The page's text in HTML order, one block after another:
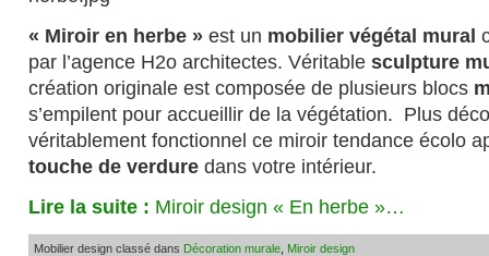
« Miroir en herbe » est un mobilier végétal mural
par l’agence H2o architectes. Véritable sculpture
création originale est composée de plusieurs blocs
s’empilent pour accueillir de la végétation. Plus
véritablement fonctionnel ce miroir tendance écolo
touche de verdure dans votre intérieur.
Lire la suite : Miroir design « En herbe »…
Mobilier design classé dans Décoration murale Miroir design